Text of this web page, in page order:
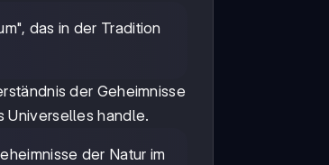
das in der Tradition
der Geheimnisse
Universelles handle.
der Natur im